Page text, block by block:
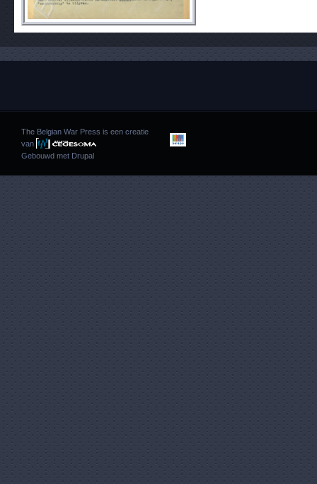
The Belgian War Press is een creatie
van
Gebouwd met Drupal